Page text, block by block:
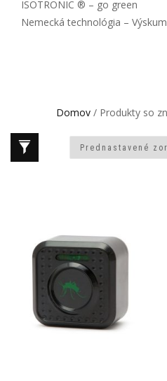
ISOTRONIC ® – go green
Nemecká technológia –
Domov / Produkty so